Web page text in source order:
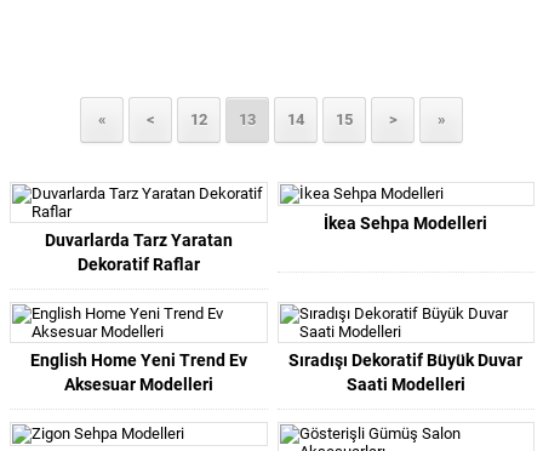
« < 12 13 14 15 > »
Duvarlarda Tarz Yaratan
Dekoratif Raflar
İkea Sehpa Modelleri
English Home Yeni Trend Ev
Aksesuar Modelleri
Sıradışı Dekoratif Büyük Duvar
Saati Modelleri